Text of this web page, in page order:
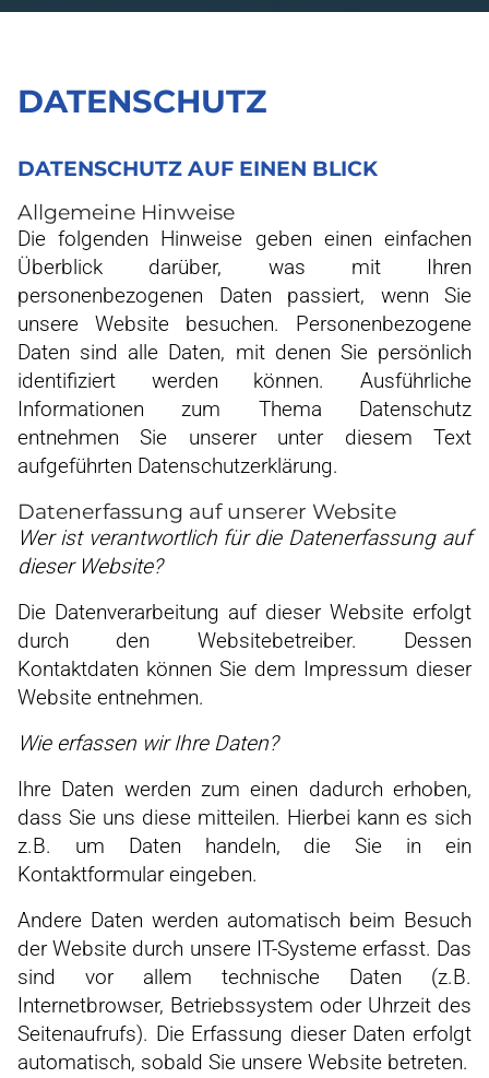
DATENSCHUTZ
DATENSCHUTZ AUF EINEN BLICK
Allgemeine Hinweise
Die folgenden Hinweise geben einen einfachen
Überblick darüber, was mit Ihren
personenbezogenen Daten passiert, wenn Sie
unsere Website besuchen. Personenbezogene
Daten sind alle Daten, mit denen Sie persönlich
identifiziert werden können. Ausführliche
Informationen zum Thema Datenschutz
entnehmen Sie unserer unter diesem Text
aufgeführten Datenschutzerklärung.
Datenerfassung auf unserer Website
Wer ist verantwortlich für die Datenerfassung auf
dieser Website?
Die Datenverarbeitung auf dieser Website erfolgt
durch den Websitebetreiber. Dessen
Kontaktdaten können Sie dem Impressum dieser
Website entnehmen.
Wie erfassen wir Ihre Daten?
Ihre Daten werden zum einen dadurch erhoben,
dass Sie uns diese mitteilen. Hierbei kann es sich
z.B. um Daten handeln, die Sie in ein
Kontaktformular eingeben.
Andere Daten werden automatisch beim Besuch
der Website durch unsere IT-Systeme erfasst. Das
sind vor allem technische Daten (z.B.
Internetbrowser, Betriebssystem oder Uhrzeit des
Seitenaufrufs). Die Erfassung dieser Daten erfolgt
automatisch, sobald Sie unsere Website betreten.